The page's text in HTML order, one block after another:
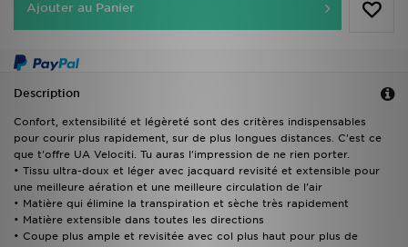
Ajouter au Panier
Description
Confort, extensibilité et légèreté sont des critères indispensables
pour courir plus rapidement, sur de plus longues distances. C'est ce
que t'offre UA Velociti. Tu auras l'impression de ne rien porter.
• Tissu ultra-doux et léger avec jacquard revisité et extensible pour
une meilleure aération et une meilleure circulation de l'air
• Matière qui élimine la transpiration et sèche très rapidement
• Matière extensible dans toutes les directions
• Coupe plus ample et revisitée avec col plus haut pour plus de